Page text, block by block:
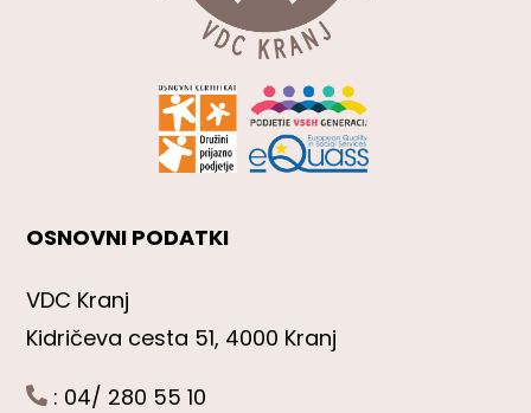
OSNOVNI PODATKI
VDC Kranj
Kidričeva cesta 51, 4000 Kranj
: 04/ 280 55 10